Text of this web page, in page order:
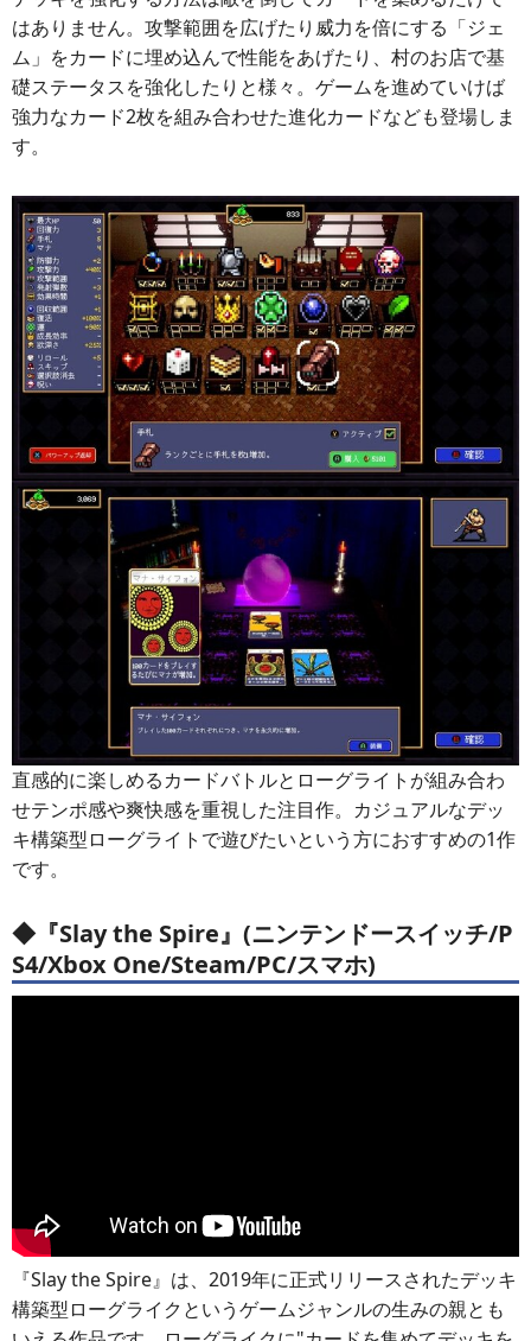
はありません。攻撃範囲を広げたり威力を倍にする「ジェ
ム」をカードに埋め込んで性能をあげたり、村のお店で基
礎ステータスを強化したりと様々。ゲームを進めていけば
強力なカード2枚を組み合わせた進化カードなども登場しま
す。
直感的に楽しめるカードバトルとローグライトが組み合わ
せテンポ感や爽快感を重視した注目作。カジュアルなデッ
キ構築型ローグライトで遊びたいという方におすすめの1作
です。
◆『Slay the Spire』(ニンテンドースイッチ/P
S4/Xbox One/Steam/PC/スマホ)
『Slay the Spire』は、2019年に正式リリースされたデッキ
構築型ローグライクというゲームジャンルの生みの親とも